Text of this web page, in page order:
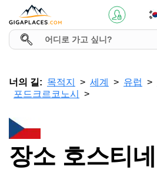
너의 길: 목적지 세계 유럽
포드크르코노시
장소 호스티네